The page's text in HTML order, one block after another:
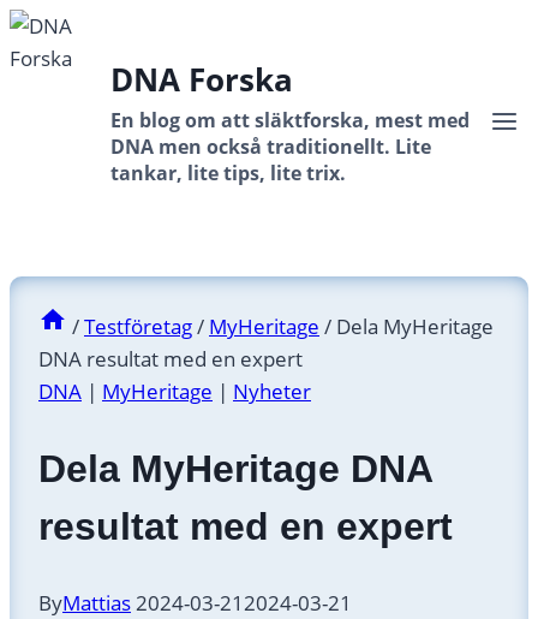
Skip
to
DNA Forska
En blog om att släktforska, mest med
DNA men också traditionellt. Lite
tankar, lite tips, lite trix.
/Testföretag/ MyHeritage / Dela MyHeritage
DNA resultat med en expert
DNA | MyHeritage | Nyheter
Dela MyHeritage DNA
resultat med en expert
ByMattias2024-03-212024-03-21